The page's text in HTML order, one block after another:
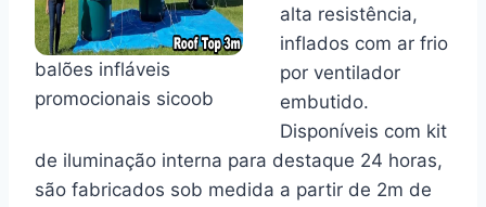
balões infláveis
promocionais sicoob
alta resistência,
inflados com ar frio
por ventilador
embutido.
Disponíveis com kit
de iluminação interna para destaque 24 horas,
são fabricados sob medida a partir de 2m de